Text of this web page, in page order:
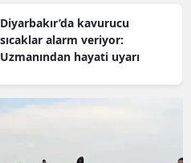
Diyarbakır’da kavurucu
sıcaklar alarm veriyor:
Uzmanından hayati uyarı